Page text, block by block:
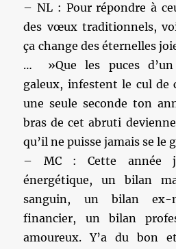
– NL : Pour répondre à
des vœux traditionnels,
ça change des éternelles
… »Que les puces
galeux, infestent le cul de
une seule seconde ton
bras de cet abruti
qu’il ne puisse jamais se le
– MC : Cette année
énergétique, un bilan
sanguin, un bilan ex-
financier, un bilan
amoureux. Y’a du bon